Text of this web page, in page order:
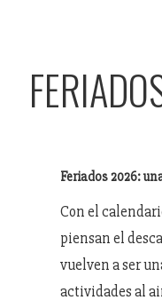
Feriados 2026:
Con el
piensan el
vuelven a ser
actividades al